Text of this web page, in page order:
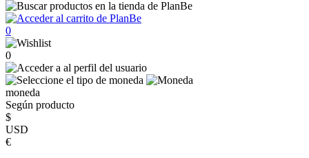
0
0
moneda
Según producto
$
USD
€